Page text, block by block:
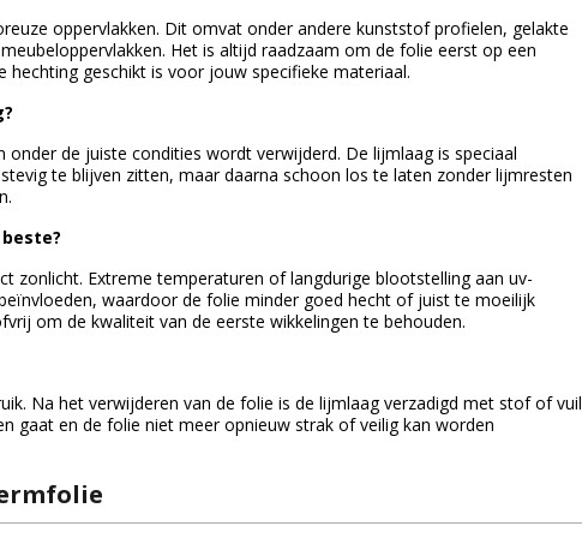
oppervlakken. Dit omvat onder andere kunststof profielen, gelakte
Het is altijd raadzaam om de folie eerst op een
geschikt is voor jouw specifieke materiaal.
de juiste condities wordt verwijderd. De lijmlaag is speciaal
te blijven zitten, maar daarna schoon los te laten zonder lijmresten
zonlicht. Extreme temperaturen of langdurige blootstelling aan uv-
waardoor de folie minder goed hecht of juist te moeilijk
om de kwaliteit van de eerste wikkelingen te behouden.
Na het verwijderen van de folie is de lijmlaag verzadigd met stof of vuil
gaat en de folie niet meer opnieuw strak of veilig kan worden